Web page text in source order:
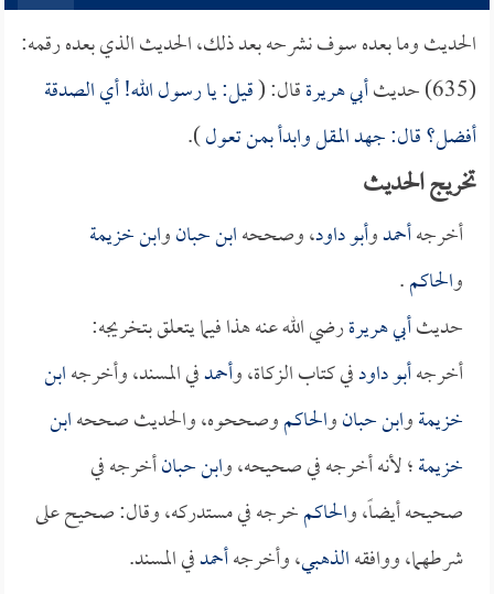
الحديث وما بعده سوف نشرحه بعد ذلك، الحديث الذي بعده رقمه:
(635) حديث
أبي هريرةقال: (قيل: يا رسول الله! أي الصدقة
أفضل؟ قال: جهد المقل وابدأ بمن تعول).
تخريج الحديث
أخرجهأحمدوأبو داود، وصححهابن حبانوابن خزيمة
والحاكم.
حديثأبي هريرةرضي الله عنه هذا فيما يتعلق بتخريجه:
أخرجهأبو داودفي كتاب الزكاة، وأحمدفي المسند، وأخرجهابن
خزيمةوابن حبانوالحاكموصححوه، والحديث صححهابن
خزيمة؛ لأنه أخرجه في صحيحه، وابن حبانأخرجه في
صحيحه أيضاً، والحاكمخرجه في مستدركه، وقال: صحيح على
شرطهما، ووافقهالذهبي، وأخرجهأحمدفي المسند.